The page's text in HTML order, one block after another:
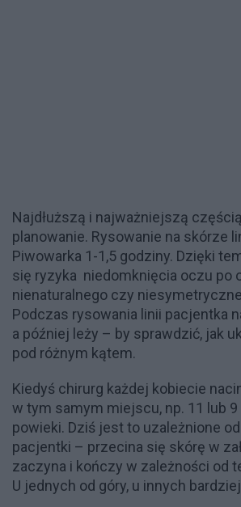
Najdłuższą i najważniejszą
planowanie. Rysowanie na skórze
Piwowarka 1-1,5 godziny. Dzięki
się ryzyka niedomknięcia oczu po
nienaturalnego czy
Podczas rysowania linii pacjentka
a później leży – by sprawdzić, jak
pod różnym kątem.
Kiedyś chirurg każdej kobiecie
w tym samym miejscu, np. 11 lub
powieki. Dziś jest to uzależnione
pacjentki – przecina się skórę w
zaczyna i kończy w zależności od
U jednych od góry, u innych